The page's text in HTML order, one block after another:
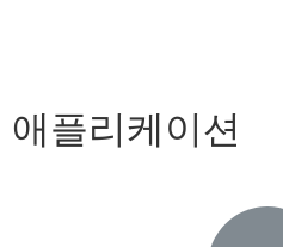
애플리케이션